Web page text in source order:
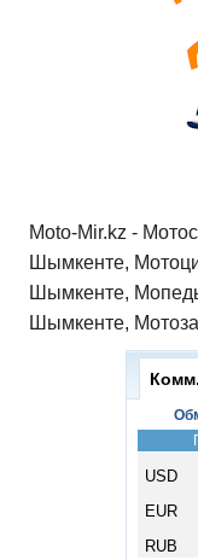
Moto-Mir.kz -
Шымкенте,
Шымкенте,
Шымкенте,